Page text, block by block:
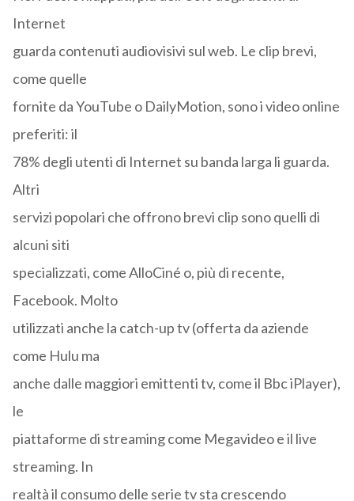
Internet
guarda contenuti audiovisivi sul web. Le clip brevi,
come quelle
fornite da YouTube o DailyMotion, sono i video online
preferiti: il
78% degli utenti di Internet su banda larga li guarda.
Altri
servizi popolari che offrono brevi clip sono quelli di
alcuni siti
specializzati, come AlloCiné o, più di recente,
Facebook. Molto
utilizzati anche la catch-up tv (offerta da aziende
come Hulu ma
anche dalle maggiori emittenti tv, come il Bbc iPlayer),
le
piattaforme di streaming come Megavideo e il live
streaming. In
realtà il consumo delle serie tv sta crescendo